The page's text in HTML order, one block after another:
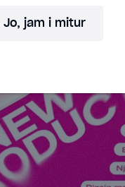
Jo, jam i mitur